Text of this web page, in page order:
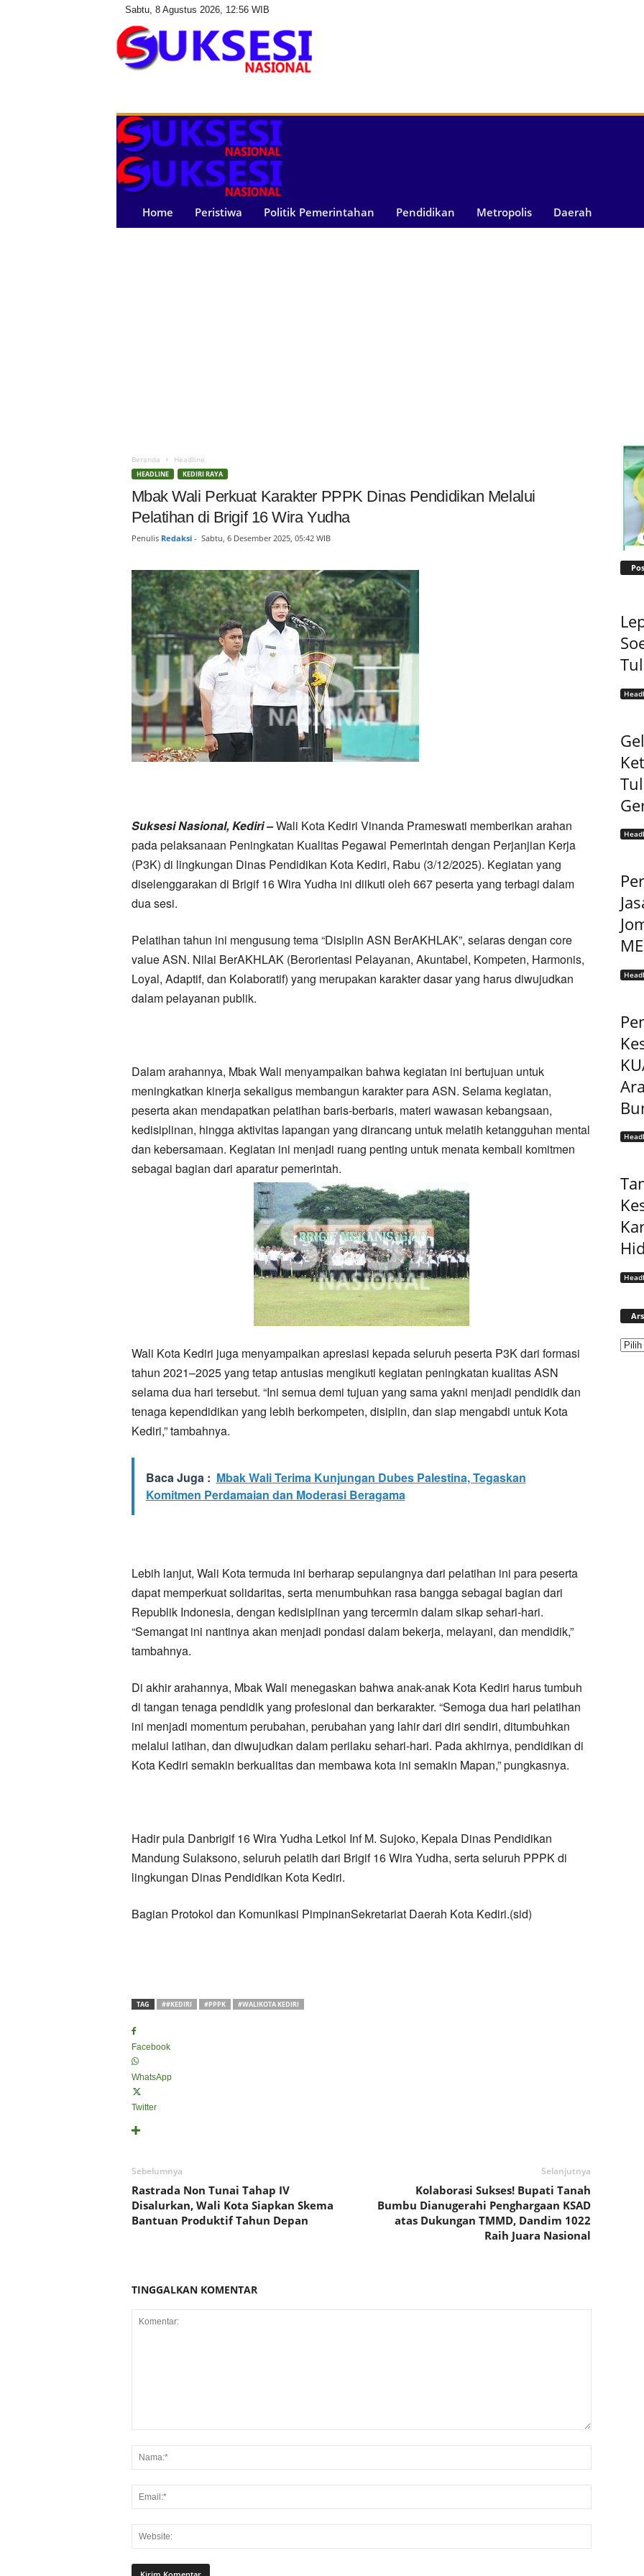
Sabtu, 8 Agustus 2026, 12:56 WIB
s
e
i
N
i
Home Peristiwa Politik Pemerintahan Pendidikan Metropolis Daerah
Beranda Headline
HEADLINE KEDIRI RAYA
Mbak Wali Perkuat Karakter PPPK Dinas Pendidikan Melalui
Pelatihan di Brigif 16 Wira Yudha
Penulis Redaksi- Sabtu, 6 Desember 2025, 05:42 WIB
Suksesi Nasional, Kediri –Wali Kota Kediri Vinanda Prameswati memberikan arahan
pada pelaksanaan Peningkatan Kualitas Pegawai Pemerintah dengan Perjanjian Kerja
(P3K) di lingkungan Dinas Pendidikan Kota Kediri, Rabu (3/12/2025). Kegiatan yang
diselenggarakan di Brigif 16 Wira Yudha ini diikuti oleh 667 peserta yang terbagi dalam
dua sesi.
Pelatihan tahun ini mengusung tema “Disiplin ASN BerAKHLAK”, selaras dengan core
value ASN. Nilai BerAKHLAK (Berorientasi Pelayanan, Akuntabel, Kompeten, Harmonis,
Loyal, Adaptif, dan Kolaboratif) yang merupakan karakter dasar yang harus diwujudkan
dalam pelayanan publik.
Dalam arahannya, Mbak Wali menyampaikan bahwa kegiatan ini bertujuan untuk
meningkatkan kinerja sekaligus membangun karakter para ASN. Selama kegiatan,
peserta akan mendapatkan pelatihan baris-berbaris, materi wawasan kebangsaan,
kedisiplinan, hingga aktivitas lapangan yang dirancang untuk melatih ketangguhan mental
dan kebersamaan. Kegiatan ini menjadi ruang penting untuk menata kembali komitmen
sebagai bagian dari aparatur pemerintah.
Wali Kota Kediri juga menyampaikan apresiasi kepada seluruh peserta P3K dari formasi
tahun 2021–2025 yang tetap antusias mengikuti kegiatan peningkatan kualitas ASN
selama dua hari tersebut. “Ini semua demi tujuan yang sama yakni menjadi pendidik dan
tenaga kependidikan yang lebih berkompeten, disiplin, dan siap mengabdi untuk Kota
Kediri,” tambahnya.
Baca Juga : Mbak Wali Terima Kunjungan Dubes Palestina, Tegaskan
Komitmen Perdamaian dan Moderasi Beragama
Lebih lanjut, Wali Kota termuda ini berharap sepulangnya dari pelatihan ini para peserta
dapat memperkuat solidaritas, serta menumbuhkan rasa bangga sebagai bagian dari
Republik Indonesia, dengan kedisiplinan yang tercermin dalam sikap sehari-hari.
“Semangat ini nantinya akan menjadi pondasi dalam bekerja, melayani, dan mendidik,”
tambahnya.
Di akhir arahannya, Mbak Wali menegaskan bahwa anak-anak Kota Kediri harus tumbuh
di tangan tenaga pendidik yang profesional dan berkarakter. “Semoga dua hari pelatihan
ini menjadi momentum perubahan, perubahan yang lahir dari diri sendiri, ditumbuhkan
melalui latihan, dan diwujudkan dalam perilaku sehari-hari. Pada akhirnya, pendidikan di
Kota Kediri semakin berkualitas dan membawa kota ini semakin Mapan,” pungkasnya.
Hadir pula Danbrigif 16 Wira Yudha Letkol Inf M. Sujoko, Kepala Dinas Pendidikan
Mandung Sulaksono, seluruh pelatih dari Brigif 16 Wira Yudha, serta seluruh PPPK di
lingkungan Dinas Pendidikan Kota Kediri.
Bagian Protokol dan Komunikasi PimpinanSekretariat Daerah Kota Kediri.(sid)
TAG ##KEDIRI #PPPK #WALIKOTA KEDIRI
Facebook
WhatsApp
Twitter
Sebelumnya
Rastrada Non Tunai Tahap IV
Disalurkan, Wali Kota Siapkan Skema
Bantuan Produktif Tahun Depan
Selanjutnya
Kolaborasi Sukses! Bupati Tanah
Bumbu Dianugerahi Penghargaan KSAD
atas Dukungan TMMD, Dandim 1022
Raih Juara Nasional
TINGGALKAN KOMENTAR